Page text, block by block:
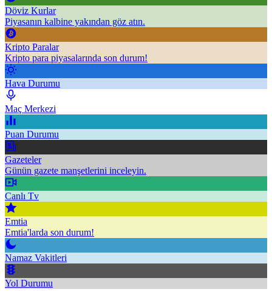
Döviz Kurlar
Piyasanın kalbine yakından göz atın.
Kripto Paralar
Kripto para piyasalarında son durum!
Hava Durumu
Maç Merkezi
Puan Durumu
Gazeteler
Günün gazete manşetlerini inceleyin.
Canlı Tv
Emtia
Emtia'larda son durum!
Namaz Vakitleri
Yol Durumu